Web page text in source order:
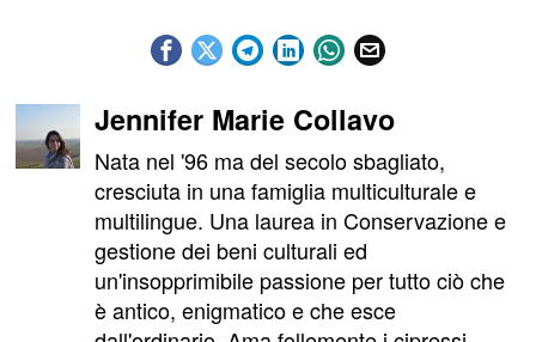
Jennifer Marie Collavo
Nata nel '96 ma del secolo sbagliato,
cresciuta in una famiglia multiculturale e
multilingue. Una laurea in Conservazione e
gestione dei beni culturali ed
un'insopprimibile passione per tutto ciò che
è antico, enigmatico e che esce